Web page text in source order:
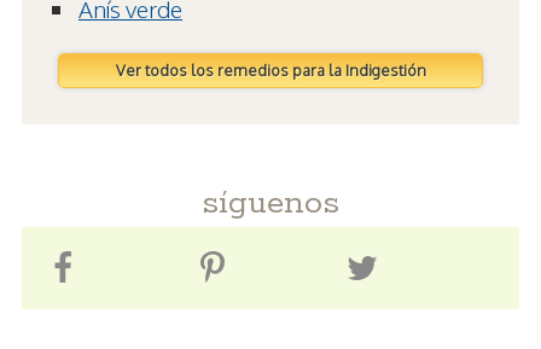
Anís verde
Ver todos los remedios para la Indigestión
síguenos